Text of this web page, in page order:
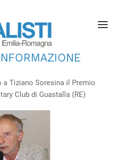
a Tiziano Soresina il Premio
Club di Guastalla (RE)